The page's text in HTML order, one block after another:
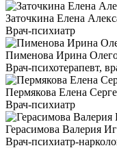
Заточкина Елена
Врач-психиатр
Пименова Ирина
Врач-психотерапевт,
Пермякова Елена
Врач-психиатр
Герасимова Валерия
Врач-психиатр-